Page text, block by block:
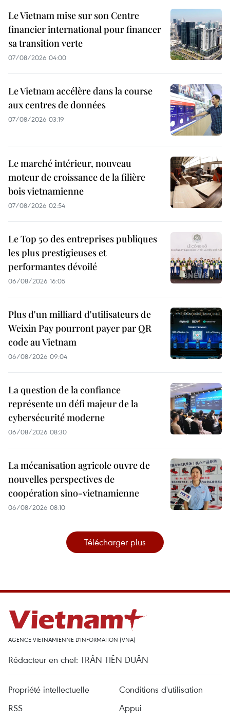
Le Vietnam mise sur son Centre
financier international pour financer
sa transition verte
07/08/2026 04:00
Le Vietnam accélère dans la course
aux centres de données
07/08/2026 03:19
Le marché intérieur, nouveau
moteur de croissance de la filière
bois vietnamienne
07/08/2026 02:54
Le Top 50 des entreprises publiques
les plus prestigieuses et
performantes dévoilé
06/08/2026 16:05
Plus d'un milliard d'utilisateurs de
Weixin Pay pourront payer par QR
code au Vietnam
06/08/2026 09:04
La question de la confiance
représente un défi majeur de la
cybersécurité moderne
06/08/2026 08:30
La mécanisation agricole ouvre de
nouvelles perspectives de
coopération sino-vietnamienne
06/08/2026 08:10
Télécharger plus
AGENCE VIETNAMIENNE D'INFORMATION (VNA)
Rédacteur en chef: TRÂN TIÊN DUÂN
Propriété intellectuelle
Conditions d'utilisation
RSS
Appui